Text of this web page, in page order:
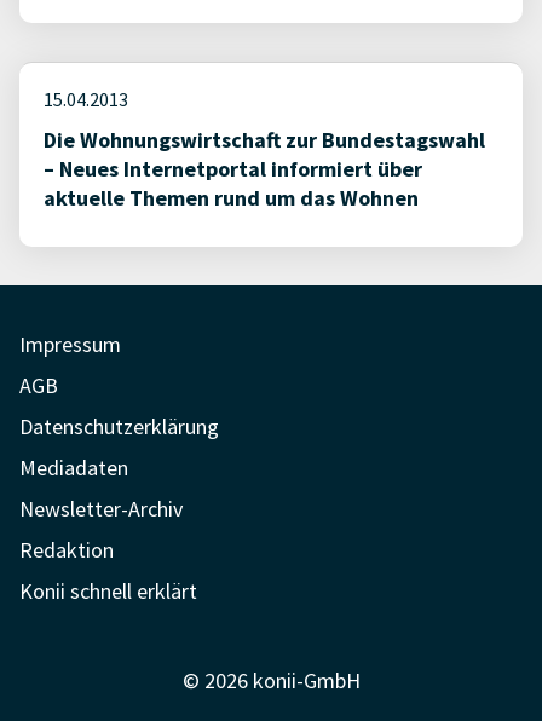
15.04.2013
Die Wohnungswirtschaft zur Bundestagswahl
– Neues Internetportal informiert über
aktuelle Themen rund um das Wohnen
Impressum
AGB
Datenschutzerklärung
Mediadaten
Newsletter-Archiv
Redaktion
Konii schnell erklärt
© 2026 konii-GmbH